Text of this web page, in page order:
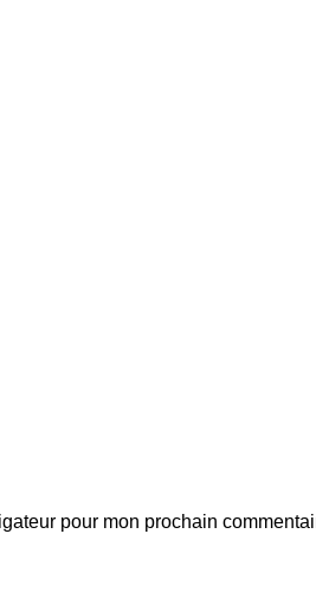
pour mon prochain